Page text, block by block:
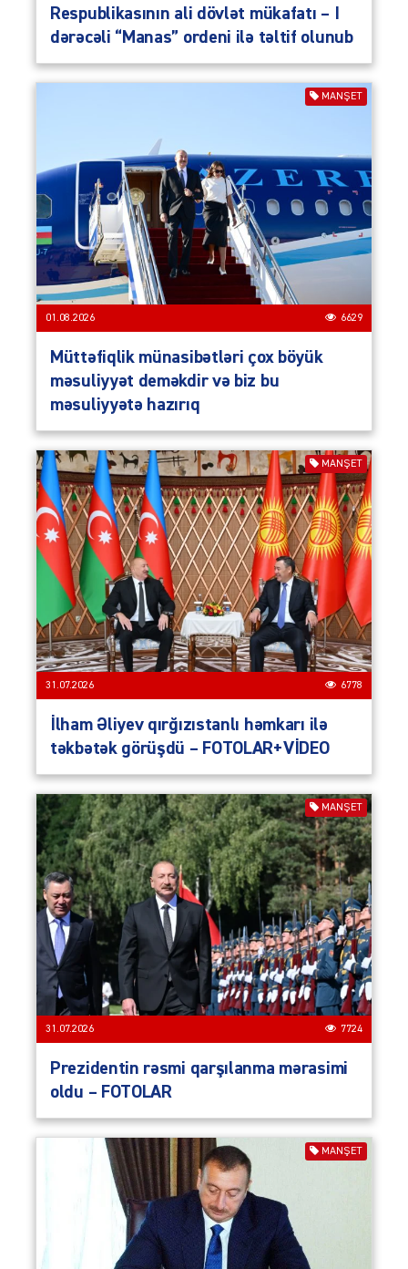
Respublikasının ali dövlət mükafatı – I
dərəcəli “Manas” ordeni ilə təltif olunub
MANŞET
01.08.2026 6629
Müttəfiqlik münasibətləri çox böyük
məsuliyyət deməkdir və biz bu
məsuliyyətə hazırıq
MANŞET
31.07.2026 6778
İlham Əliyev qırğızıstanlı həmkarı ilə
təkbətək görüşdü – FOTOLAR+VİDEO
MANŞET
31.07.2026 7724
Prezidentin rəsmi qarşılanma mərasimi
oldu – FOTOLAR
MANŞET